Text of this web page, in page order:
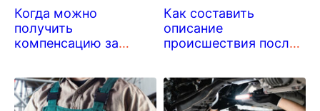
Когда можно
получить
компенсацию за
Как составить
описание
происшествия после
происшествия?